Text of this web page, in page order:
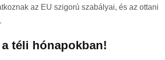
az EU szigorú szabályai, és az ottani
téli hónapokban!